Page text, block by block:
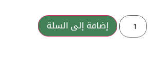
إضافة إلى السلة